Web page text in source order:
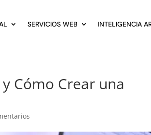
SERVICIOS WEB INTELIGENCIA
Cómo Crear una